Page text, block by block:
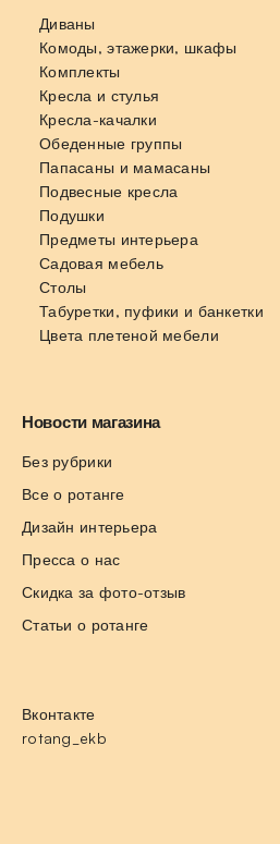
Диваны
Комоды, этажерки, шкафы
Комплекты
Кресла и стулья
Кресла-качалки
Обеденные группы
Папасаны и мамасаны
Подвесные кресла
Подушки
Предметы интерьера
Садовая мебель
Столы
Табуретки, пуфики и банкетки
Цвета плетеной мебели
Новости магазина
Без рубрики
Все о ротанге
Дизайн интерьера
Пресса о нас
Скидка за фото-отзыв
Статьи о ротанге
Вконтакте
rotang_ekb